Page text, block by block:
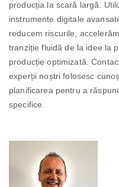
producția la scară largă.
instrumente digitale
reducem riscurile,
tranziție fluidă de la idee la
producție optimizată.
experții noștri folosesc
planificarea pentru a
specifice.